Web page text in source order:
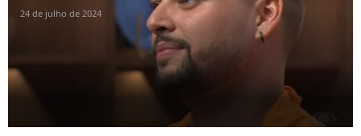
24 de julho de 2024